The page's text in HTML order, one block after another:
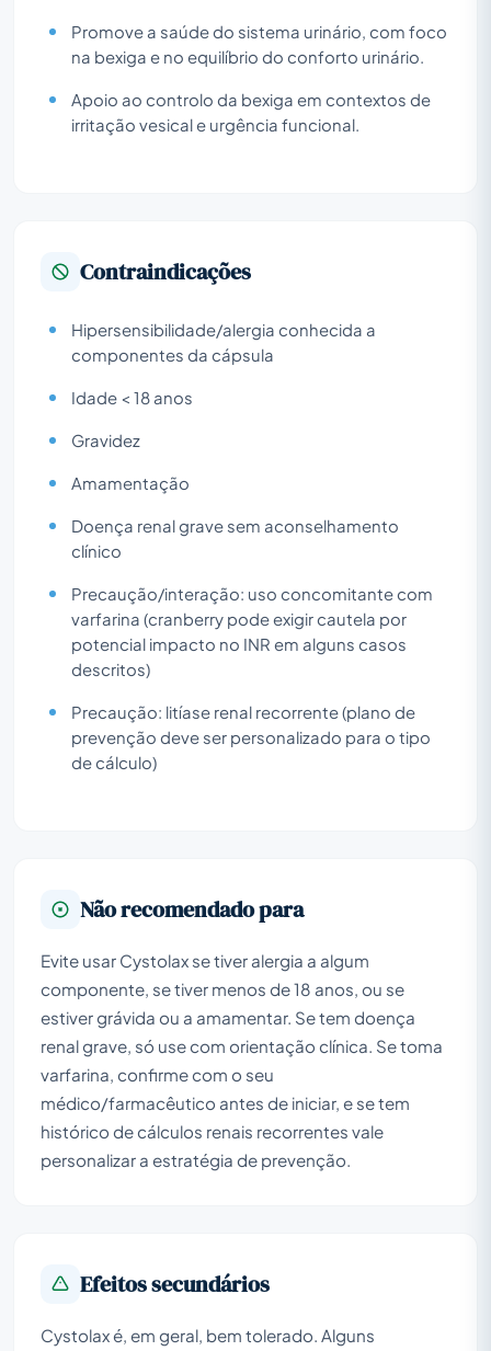
Promove a saúde do sistema urinário, com foco
na bexiga e no equilíbrio do conforto urinário.
Apoio ao controlo da bexiga em contextos de
irritação vesical e urgência funcional.
Contraindicações
Hipersensibilidade/alergia conhecida a
componentes da cápsula
Idade < 18 anos
Gravidez
Amamentação
Doença renal grave sem aconselhamento
clínico
Precaução/interação: uso concomitante com
varfarina (cranberry pode exigir cautela por
potencial impacto no INR em alguns casos
descritos)
Precaução: litíase renal recorrente (plano de
prevenção deve ser personalizado para o tipo
de cálculo)
Não recomendado para
Evite usar Cystolax se tiver alergia a algum
componente, se tiver menos de 18 anos, ou se
estiver grávida ou a amamentar. Se tem doença
renal grave, só use com orientação clínica. Se toma
varfarina, confirme com o seu
médico/farmacêutico antes de iniciar, e se tem
histórico de cálculos renais recorrentes vale
personalizar a estratégia de prevenção.
Efeitos secundários
Cystolax é, em geral, bem tolerado. Alguns